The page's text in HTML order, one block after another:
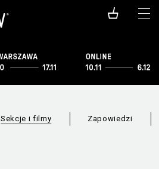
Sekcje i filmy Zapowiedzi